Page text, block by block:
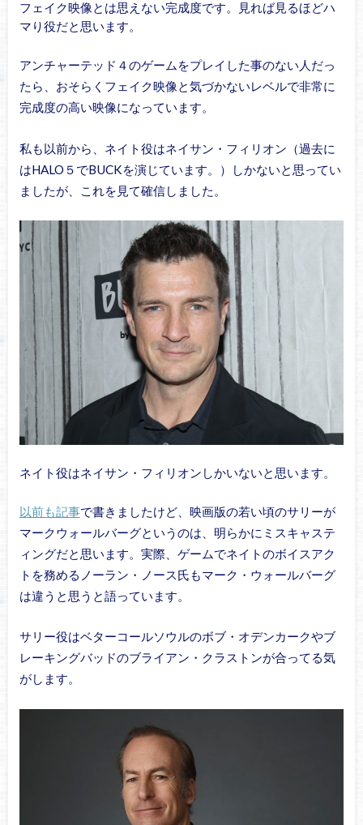
フェイク映像とは思えない完成度です。見れば見るほどハ
マり役だと思います。
アンチャーテッド４のゲームをプレイした事のない人だっ
たら、おそらくフェイク映像と気づかないレベルで非常に
完成度の高い映像になっています。
私も以前から、ネイト役はネイサン・フィリオン（過去に
はHALO５でBUCKを演じています。）しかないと思ってい
ましたが、これを見て確信しました。
ネイト役はネイサン・フィリオンしかいないと思います。
以前も記事で書きましたけど、映画版の若い頃のサリーが
マークウォールバーグというのは、明らかにミスキャステ
ィングだと思います。実際、ゲームでネイトのボイスアク
トを務めるノーラン・ノース氏もマーク・ウォールバーグ
は違うと思うと語っています。
サリー役はベターコールソウルのボブ・オデンカークやブ
レーキングバッドのブライアン・クラストンが合ってる気
がします。